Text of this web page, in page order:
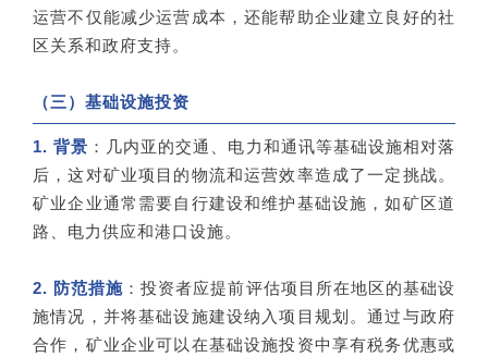
运营不仅能减少运营成本，还能帮助企业建立良好的社
区关系和政府支持。
（三）基础设施投资
1. 背景 ：几内亚的交通、电力和通讯等基础设施相对落
后，这对矿业项目的物流和运营效率造成了一定挑战。
矿业企业通常需要自行建设和维护基础设施，如矿区道
路、电力供应和港口设施。
2. 防范措施 ：投资者应提前评估项目所在地区的基础设
施情况，并将基础设施建设纳入项目规划。通过与政府
合作，矿业企业可以在基础设施投资中享有税务优惠或